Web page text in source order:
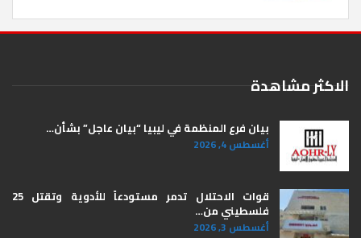
الاكثر مشاهدة
بيان فرع المنظمة في ليبيا “بيان عاجل” بشأن…
أغسطس 4, 2026
قوات الاحتلال تدمر مستودعاً للأدوية وتقتل 25
فلسطيني من…
أغسطس 3, 2026